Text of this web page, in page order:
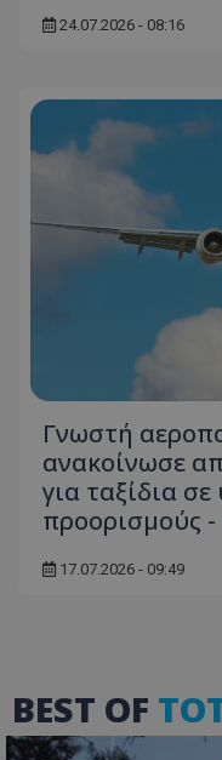
24.07.2026 - 08:16
Γνωστή
ανακοίνωσε
για ταξίδια
προορισμούς -
17.07.2026 - 09:49
BEST OF
σύνδεση χρήστη